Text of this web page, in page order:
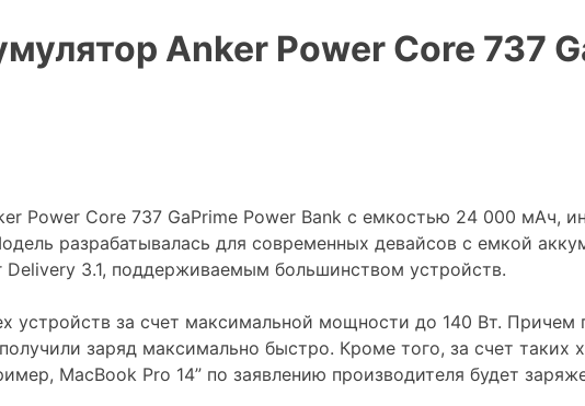
Anker Power Core 737
Power Core 737 GaPrime Power Bank с емкостью 24 000 мАч,
разрабатывалась для современных девайсов с емкой
3.1, поддерживаемым большинством устройств.
устройств за счет максимальной мощности до 140 Вт. Причем
заряд максимально быстро. Кроме того, за счет таких
MacBook Pro 14” по заявлению производителя будет